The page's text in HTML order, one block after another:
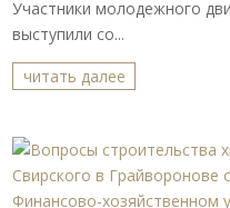
Участники молодежного
выступили со...
читать далее